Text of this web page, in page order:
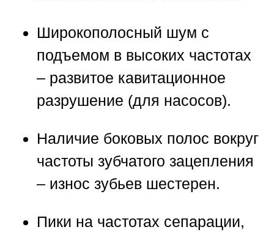
Широкополосный шум с
подъемом в высоких частотах
– развитое кавитационное
разрушение (для насосов).
Наличие боковых полос вокруг
частоты зубчатого зацепления
– износ зубьев шестерен.
Пики на частотах сепарации,